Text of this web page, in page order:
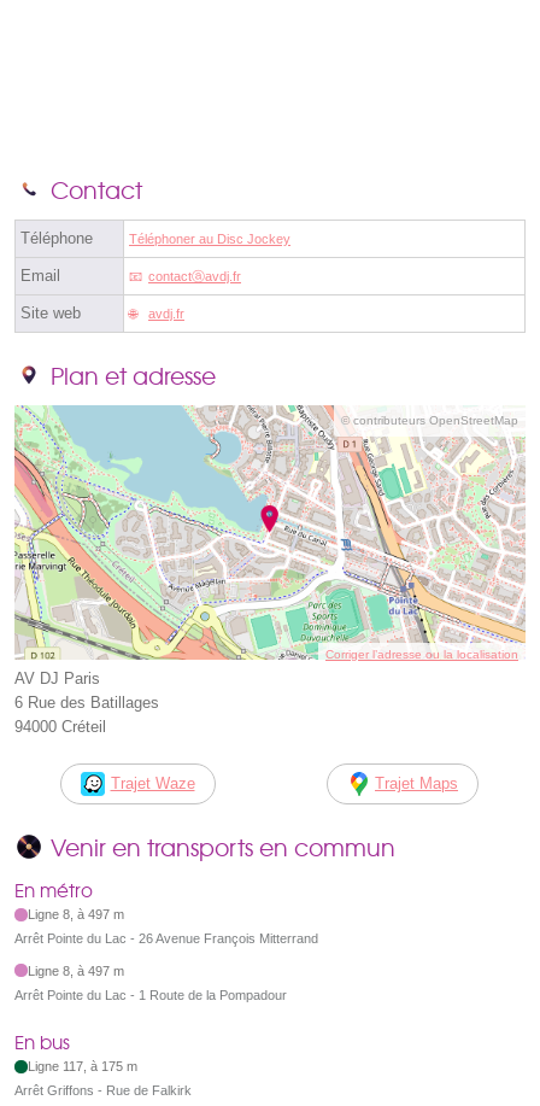
Contact
Téléphone Téléphoner au Disc Jockey
Email contactⓐavdj.fr
Site web avdj.fr
Plan et adresse
© contributeurs OpenStreetMap
Corriger l’adresse ou la localisation
AV DJ Paris
6 Rue des Batillages
94000 Créteil
Trajet Waze Trajet Maps
Venir en transports en commun
En métro
Ligne 8, à 497 m
Arrêt Pointe du Lac - 26 Avenue François Mitterrand
Ligne 8, à 497 m
Arrêt Pointe du Lac - 1 Route de la Pompadour
En bus
Ligne 117, à 175 m
Arrêt Griffons - Rue de Falkirk